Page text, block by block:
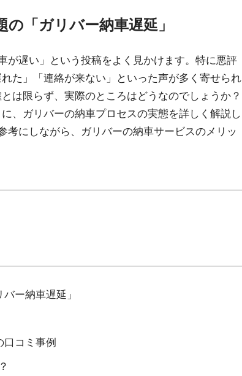
「ガリバー納車遅延」
が遅い」という投稿をよく見かけます。特に悪評
た」「連絡が来ない」といった声が多く寄せられ
は限らず、実際のところはどうなのでしょうか？
、ガリバーの納車プロセスの実態を詳しく解説し
考にしながら、ガリバーの納車サービスのメリッ
ー納車遅延」
コミ事例